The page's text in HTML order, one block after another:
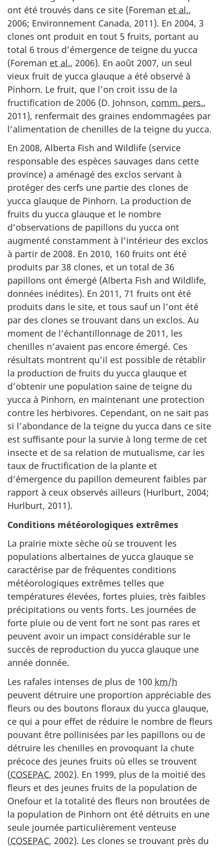
ont été trouvés dans ce site (Foreman et al.,
2006; Environnement Canada, 2011). En 2004, 3
clones ont produit en tout 5 fruits, portant au
total 6 trous d’émergence de teigne du yucca
(Foreman et al., 2006). En août 2007, un seul
vieux fruit de yucca glauque a été observé à
Pinhorn. Le fruit, que l’on croit issu de la
fructification de 2006 (D. Johnson, comm. pers.,
2011), renfermait des graines endommagées par
l’alimentation de chenilles de la teigne du yucca.
En 2008, Alberta Fish and Wildlife (service
responsable des espèces sauvages dans cette
province) a aménagé des exclos servant à
protéger des cerfs une partie des clones de
yucca glauque de Pinhorn. La production de
fruits du yucca glauque et le nombre
d’observations de papillons du yucca ont
augmenté constamment à l’intérieur des exclos
à partir de 2008. En 2010, 160 fruits ont été
produits par 38 clones, et un total de 36
papillons ont émergé (Alberta Fish and Wildlife,
données inédites). En 2011, 71 fruits ont été
produits dans le site, et tous sauf un l’ont été
par des clones se trouvant dans un exclos. Au
moment de l’échantillonnage de 2011, les
chenilles n’avaient pas encore émergé. Ces
résultats montrent qu’il est possible de rétablir
la production de fruits du yucca glauque et
d’obtenir une population saine de teigne du
yucca à Pinhorn, en maintenant une protection
contre les herbivores. Cependant, on ne sait pas
si l’abondance de la teigne du yucca dans ce site
est suffisante pour la survie à long terme de cet
insecte et de sa relation de mutualisme, car les
taux de fructification de la plante et
d’émergence du papillon demeurent faibles par
rapport à ceux observés ailleurs (Hurlburt, 2004;
Hurlburt, 2011).
Conditions météorologiques extrêmes
La prairie mixte sèche où se trouvent les
populations albertaines de yucca glauque se
caractérise par de fréquentes conditions
météorologiques extrêmes telles que
températures élevées, fortes pluies, très faibles
précipitations ou vents forts. Les journées de
forte pluie ou de vent fort ne sont pas rares et
peuvent avoir un impact considérable sur le
succès de reproduction du yucca glauque une
année donnée.
Les rafales intenses de plus de 100 km/h
peuvent détruire une proportion appréciable des
fleurs ou des boutons floraux du yucca glauque,
ce qui a pour effet de réduire le nombre de fleurs
pouvant être pollinisées par les papillons ou de
détruire les chenilles en provoquant la chute
précoce des jeunes fruits où elles se trouvent
(COSEPAC, 2002). En 1999, plus de la moitié des
fleurs et des jeunes fruits de la population de
Onefour et la totalité des fleurs non broutées de
la population de Pinhorn ont été détruits en une
seule journée particulièrement venteuse
(COSEPAC, 2002). Les clones se trouvant près du